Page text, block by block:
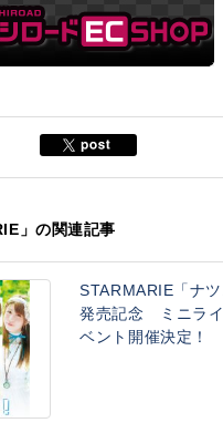
」の関連記事
STARMARIE「ナツ
発売記念 ミニライ
ベント開催決定！